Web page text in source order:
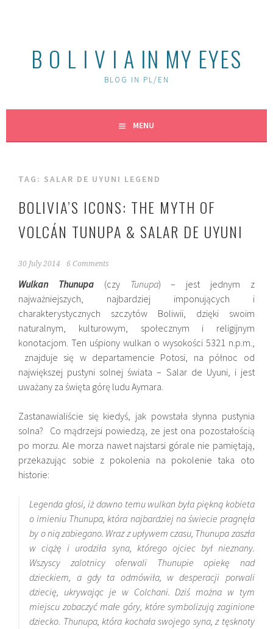
B O L I V I A IN MY EYES
BLOG IN PL/EN
MENU
TAG: SALAR DE UYUNI LEGEND
BOLIVIA’S ICONS: THE MYTH OF
VOLCÁN TUNUPA & SALAR DE UYUNI
30 July 2014 6 Comments
Wulkan Thunupa (czy Tunupa) – jest jednym z
najważniejszych, najbardziej imponujących i
charakterystycznych szczytów Boliwii, dzięki swoim
naturalnym, kulturowym, społecznym i religijnym
konotacjom. Ten uśpiony wulkan o wysokości 5321 n.p.m.,
znajduje się w departamencie Potosi, na północ od
największej pustyni solnej świata – Salar de Uyuni, i jest
uważany za święta górę ludu Aymara.
Zastanawialiście się kiedyś, jak powstała słynna pustynia
solna? Co mądrzejsi powiedzą, ze jest ona pozostałością
po morzu. Ale morza nawet najstarsi górale nie pamiętają,
przekazując sobie z pokolenia na pokolenie taka oto
historie:
Legenda głosi, iż dawno temu wulkan była piękną kobieta
o imieniu Thunupa, która najbardziej na świecie pragnęła
by o nią zabiegano. Wraz z upływem czasu, Thunupa zaszła
w ciążę i urodziła syna, którego ojciec był nieznany.
Wszyscy zalotnicy oferwali Thunupie opiekę nad
dzieckiem, a gdy ta odmówiła, w desperacji porwali
dziecię, ukrywając je w Colchani. Dziś można w tym
miejscu zobaczyć małe góry, które symbolizują zaginione
dziecko. Thunupa, która kochała swojego syna, z tęsknoty